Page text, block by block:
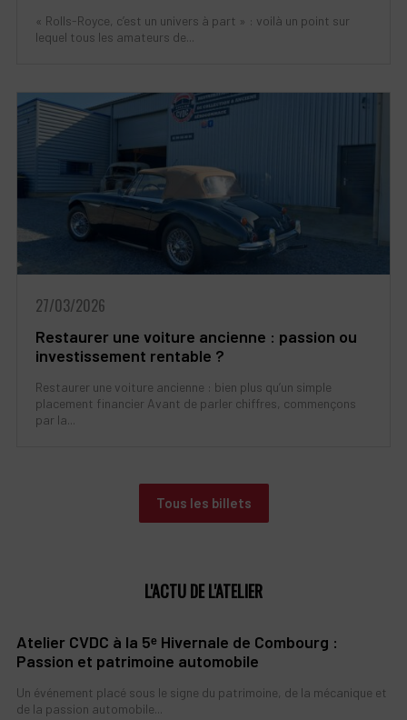
« Rolls-Royce, c’est un univers à part » : voilà un point sur
lequel tous les amateurs de...
27/03/2026
Restaurer une voiture ancienne : passion ou
investissement rentable ?
Restaurer une voiture ancienne : bien plus qu’un simple
placement financier Avant de parler chiffres, commençons
par la...
Tous les billets
L'ACTU DE L'ATELIER
Atelier CVDC à la 5ᵉ Hivernale de Combourg :
Passion et patrimoine automobile
Un événement placé sous le signe du patrimoine, de la mécanique et
de la passion automobile...